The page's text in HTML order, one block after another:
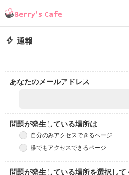
通報
あなたのメールアドレス
問題が発生している場所は
自分のみアクセスできるページ
誰でもアクセスできるページ
問題が発生している場所を選択して